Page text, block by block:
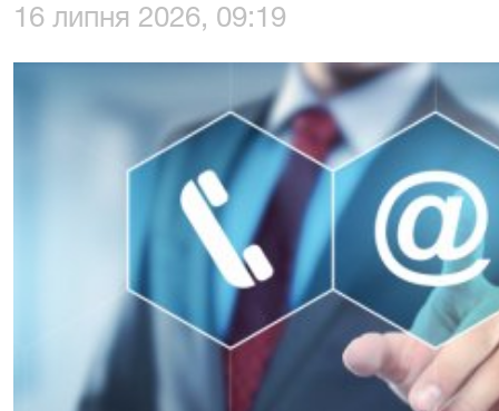
16 липня 2026, 09:19